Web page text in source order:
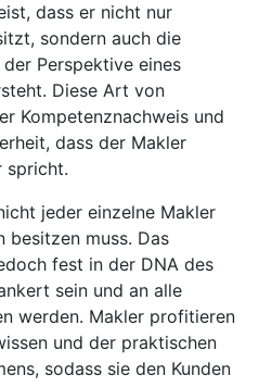
dass er nicht nur
sondern auch die
Perspektive eines
Diese Art von
Kompetenznachweis und
dass der Makler
spricht.
jeder einzelne Makler
besitzen muss. Das
fest in der DNA des
sein und an alle
werden. Makler profitieren
und der praktischen
sodass sie den Kunden